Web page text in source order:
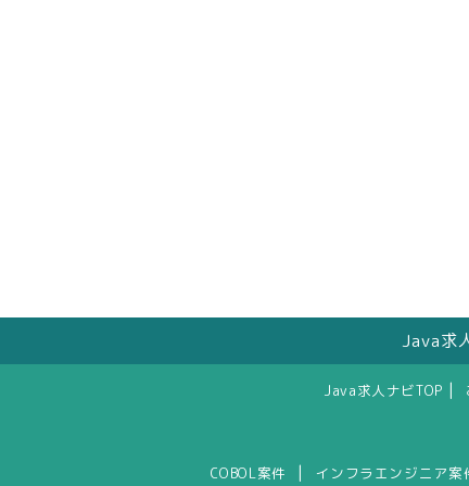
Java求
Java求人ナビTOP
COBOL案件 インフラエンジニア案